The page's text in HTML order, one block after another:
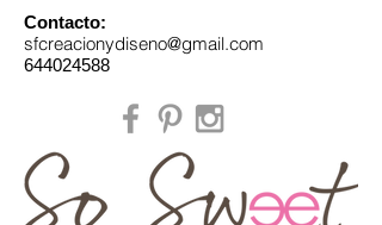
Contacto:
sfcreacionydiseno@gmail.com
644024588